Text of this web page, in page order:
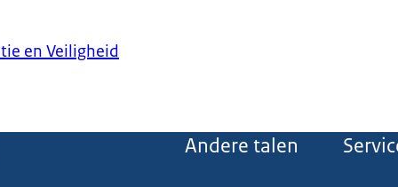
en Veiligheid
Andere talen